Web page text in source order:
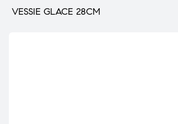
VESSIE GLACE 28CM